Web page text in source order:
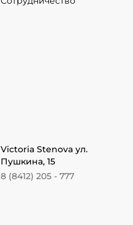
Victoria Stenova ул.
Пушкина, 15
8 (8412) 205 - 777